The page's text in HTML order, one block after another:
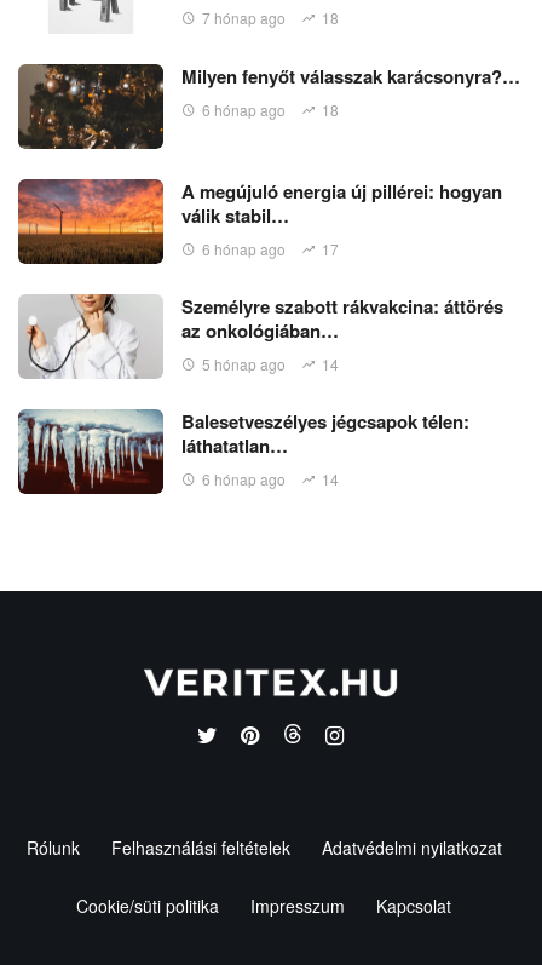
7 hónap ago 18
Milyen fenyőt válasszak karácsonyra?…
6 hónap ago 18
A megújuló energia új pillérei: hogyan
válik stabil…
6 hónap ago 17
Személyre szabott rákvakcina: áttörés
az onkológiában…
5 hónap ago 14
Balesetveszélyes jégcsapok télen:
láthatatlan…
6 hónap ago 14
Rólunk Felhasználási feltételek Adatvédelmi nyilatkozat
Cookie/süti politika Impresszum Kapcsolat